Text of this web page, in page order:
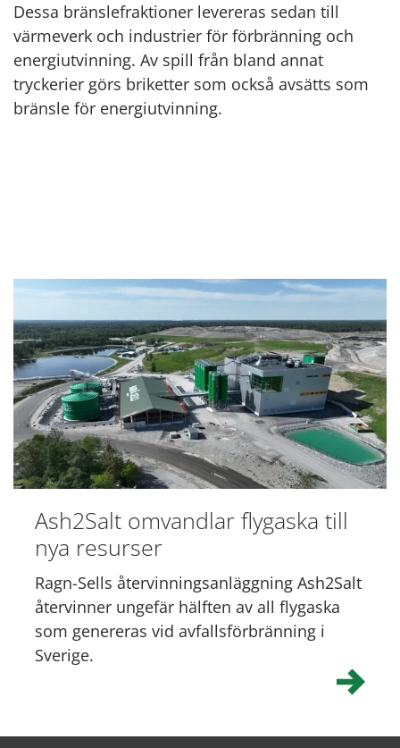
Dessa bränslefraktioner levereras sedan till
värmeverk och industrier för förbränning och
energiutvinning. Av spill från bland annat
tryckerier görs briketter som också avsätts som
bränsle för energiutvinning.
Ash2Salt omvandlar flygaska till
nya resurser
Ragn-Sells återvinningsanläggning Ash2Salt
återvinner ungefär hälften av all flygaska
som genereras vid avfallsförbränning i
Sverige.